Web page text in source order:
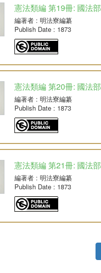
憲法類編 第19冊: 國法
編著者 : 明法寮編纂
Publish Date : 1873
憲法類編 第20冊: 國法
編著者 : 明法寮編纂
Publish Date : 1873
憲法類編 第21冊: 國法
編著者 : 明法寮編纂
Publish Date : 1873